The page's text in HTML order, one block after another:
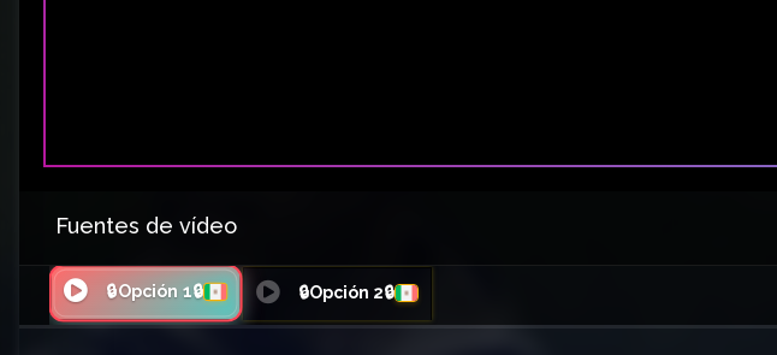
Fuentes de vídeo
🔒Opción 1🔒 🔒Opción 2🔒